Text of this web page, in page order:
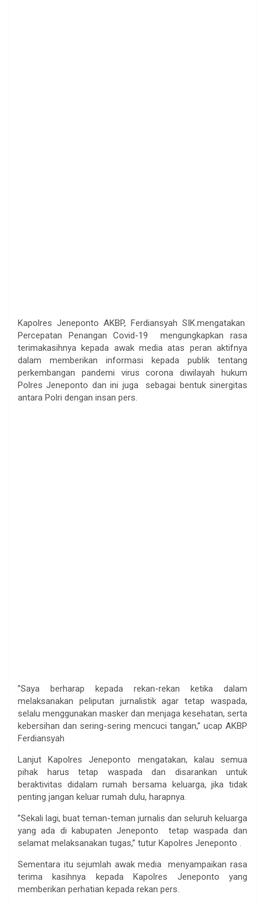
Kapolres Jeneponto AKBP, Ferdiansyah SIK.mengatakan
Percepatan Penangan Covid-19 mengungkapkan rasa
terimakasihnya kepada awak media atas peran aktifnya
dalam memberikan informasi kepada publik tentang
perkembangan pandemi virus corona diwilayah hukum
Polres Jeneponto dan ini juga sebagai bentuk sinergitas
antara Polri dengan insan pers.
”Saya berharap kepada rekan-rekan ketika dalam
melaksanakan peliputan jurnalistik agar tetap waspada,
selalu menggunakan masker dan menjaga kesehatan, serta
kebersihan dan sering-sering mencuci tangan,” ucap AKBP
Ferdiansyah
Lanjut Kapolres Jeneponto mengatakan, kalau semua
pihak harus tetap waspada dan disarankan untuk
beraktivitas didalam rumah bersama keluarga, jika tidak
penting jangan keluar rumah dulu, harapnya.
”Sekali lagi, buat teman-teman jurnalis dan seluruh keluarga
yang ada di kabupaten Jeneponto tetap waspada dan
selamat melaksanakan tugas,” tutur Kapolres Jeneponto .
Sementara itu sejumlah awak media menyampaikan rasa
terima kasihnya kepada Kapolres Jeneponto yang
memberikan perhatian kepada rekan pers.